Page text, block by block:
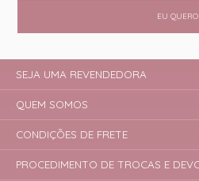
EU QUERO
SEJA UMA REVENDEDORA
QUEM SOMOS
CONDIÇÕES DE FRETE
PROCEDIMENTO DE TROCAS E